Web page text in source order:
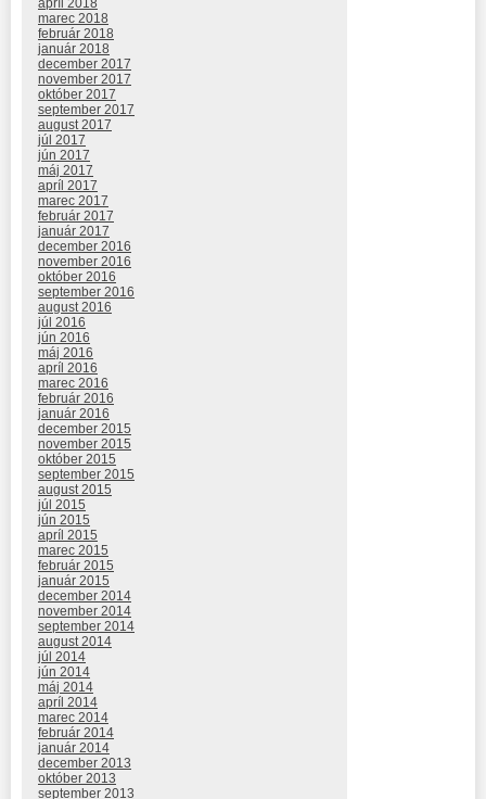
marec 2018
február 2018
január 2018
december 2017
november 2017
október 2017
september 2017
august 2017
júl 2017
jún 2017
máj 2017
apríl 2017
marec 2017
február 2017
január 2017
december 2016
november 2016
október 2016
september 2016
august 2016
júl 2016
jún 2016
máj 2016
apríl 2016
marec 2016
február 2016
január 2016
december 2015
november 2015
október 2015
september 2015
august 2015
júl 2015
jún 2015
apríl 2015
marec 2015
február 2015
január 2015
december 2014
november 2014
september 2014
august 2014
júl 2014
jún 2014
máj 2014
apríl 2014
marec 2014
február 2014
január 2014
december 2013
október 2013
september 2013